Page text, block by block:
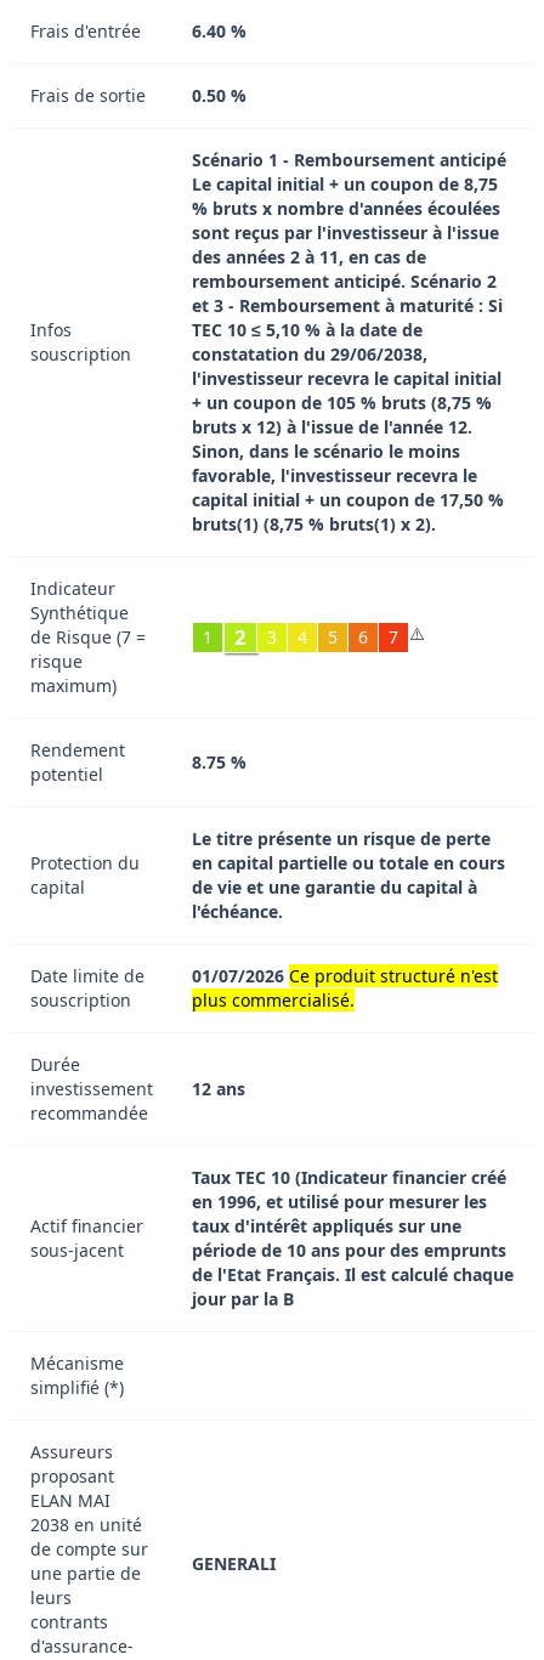
Frais d'entrée 6.40 %
Frais de sortie 0.50 %
Infos
souscription
Scénario 1 - Remboursement anticipé
Le capital initial + un coupon de 8,75
% bruts x nombre d'années écoulées
sont reçus par l'investisseur à l'issue
des années 2 à 11, en cas de
remboursement anticipé. Scénario 2
et 3 - Remboursement à maturité : Si
TEC 10 ≤ 5,10 % à la date de
constatation du 29/06/2038,
l'investisseur recevra le capital initial
+ un coupon de 105 % bruts (8,75 %
bruts x 12) à l'issue de l'année 12.
Sinon, dans le scénario le moins
favorable, l'investisseur recevra le
capital initial + un coupon de 17,50 %
bruts(1) (8,75 % bruts(1) x 2).
Indicateur
Synthétique
de Risque (7 =
risque
maximum)
⚠️
1 2 3 4 5 6 7
Rendement
potentiel
8.75 %
Protection du
capital
Le titre présente un risque de perte
en capital partielle ou totale en cours
de vie et une garantie du capital à
l'échéance.
Date limite de
souscription
01/07/2026 Ce produit structuré n'est
plus commercialisé.
Durée
investissement
recommandée
12 ans
Actif financier
sous-jacent
Taux TEC 10 (Indicateur financier créé
en 1996, et utilisé pour mesurer les
taux d'intérêt appliqués sur une
période de 10 ans pour des emprunts
de l'Etat Français. Il est calculé chaque
jour par la B
Mécanisme
simplifié (*)
Assureurs
proposant
ELAN MAI
2038 en unité
de compte sur
une partie de
leurs
contrants
d'assurance-
GENERALI